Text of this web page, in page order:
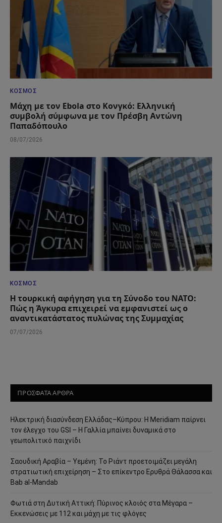
ΚΌΣΜΟΣ
Μάχη με τον Ebola στο Κονγκό: Ελληνική
συμβολή σύμφωνα με τον Πρέσβη Αντώνη
Παπαδόπουλο
08/07/2026
ΚΌΣΜΟΣ
Η τουρκική αφήγηση για τη Σύνοδο του ΝΑΤΟ:
Πώς η Άγκυρα επιχειρεί να εμφανιστεί ως ο
αναντικατάστατος πυλώνας της Συμμαχίας
07/07/2026
ΠΡΟΣΦΑΤΑ ΑΡΘΡΑ
Ηλεκτρική διασύνδεση Ελλάδας–Κύπρου: Η Meridiam παίρνει
τον έλεγχο του GSI – Η Γαλλία μπαίνει δυναμικά στο
γεωπολιτικό παιχνίδι
Σαουδική Αραβία – Υεμένη: Το Ριάντ προετοιμάζει μεγάλη
στρατιωτική επιχείρηση – Στο επίκεντρο Ερυθρά Θάλασσα και
Bab al-Mandab
Φωτιά στη Δυτική Αττική: Πύρινος κλοιός στα Μέγαρα –
Εκκενώσεις με 112 και μάχη με τις φλόγες